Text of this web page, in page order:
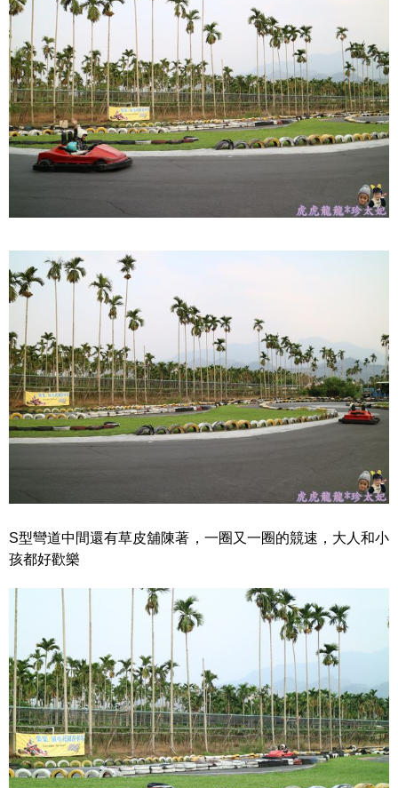
S型彎道中間還有草皮舖陳著，一圈又一圈的競速，大人和小
孩都好歡樂